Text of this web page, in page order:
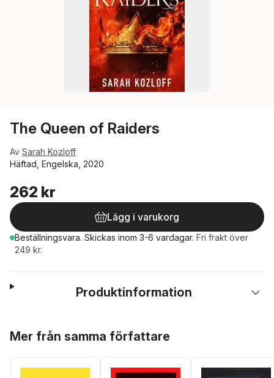
The Queen of Raiders
Av Sarah Kozloff
Häftad, Engelska, 2020
262 kr
Lägg i varukorg
Beställningsvara. Skickas inom 3-6 vardagar. Fri frakt över
249 kr.
Produktinformation
Mer från samma författare